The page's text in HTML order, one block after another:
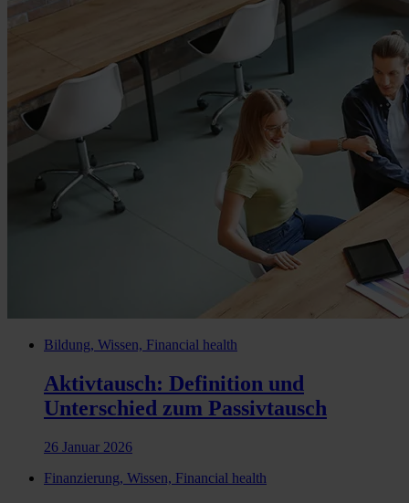
Bildung, Wissen, Financial health
Aktivtausch: Definition und
Unterschied zum Passivtausch
26 Januar 2026
Finanzierung, Wissen, Financial health